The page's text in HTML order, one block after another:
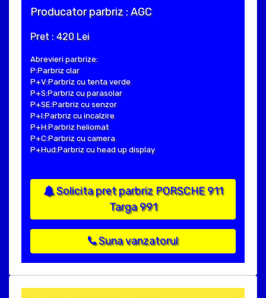
Producator parbriz : AGC
Pret : 420 Lei
Abrevieri parbrize:
P:Parbriz clar
P+V:Parbriz cu tenta verde
P+S:Parbriz cu parasolar
P+SE:Parbriz cu senzor
P+I:Parbriz cu incalzire
P+H:Parbriz heliomat
P+C:Parbriz cu camera
P+Hud:Parbriz cu head up display
Solicita pret parbriz PORSCHE 911
Targa 991
Suna vanzatorul